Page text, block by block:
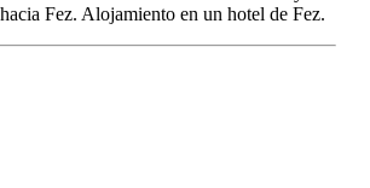
Fez. Alojamiento en un hotel de Fez.